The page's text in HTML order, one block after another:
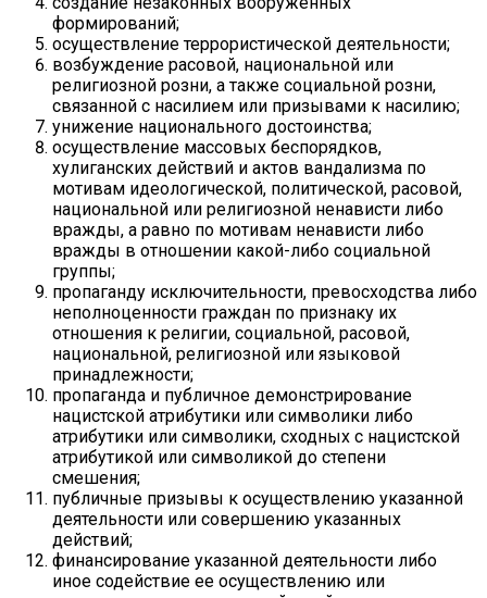
формирований;
осуществление террористической деятельности;
возбуждение расовой, национальной или
религиозной розни, а также социальной розни,
связанной с насилием или призывами к насилию;
унижение национального достоинства;
осуществление массовых беспорядков,
хулиганских действий и актов вандализма по
мотивам идеологической, политической, расовой,
национальной или религиозной ненависти либо
вражды, а равно по мотивам ненависти либо
вражды в отношении какой-либо социальной
группы;
пропаганду исключительности, превосходства либо
неполноценности граждан по признаку их
отношения к религии, социальной, расовой,
национальной, религиозной или языковой
принадлежности;
пропаганда и публичное демонстрирование
нацистской атрибутики или символики либо
атрибутики или символики, сходных с нацистской
атрибутикой или символикой до степени
смешения;
публичные призывы к осуществлению указанной
деятельности или совершению указанных
действий;
финансирование указанной деятельности либо
иное содействие ее осуществлению или